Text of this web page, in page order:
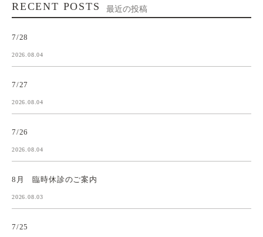
RECENT POSTS 最近の投稿
7/28
2026.08.04
7/27
2026.08.04
7/26
2026.08.04
8月 臨時休診のご案内
2026.08.03
7/25